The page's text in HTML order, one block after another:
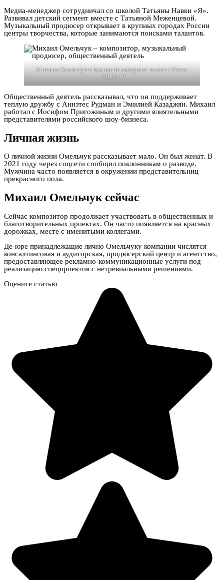
Медиа-менеджер сотрудничал со школой Татьяны Навки «Я».
Развивал детский сегмент вместе с Татьяной Меженцевой.
Музыкальный продюсер открывает в крупных городах России
центры творчества, которые занимаются поисками талантов.
Михаил Омельчук в компании звездных коллег / Фото:
соцсети
Общественный деятель рассказывал, что он поддерживает
теплую дружбу с Аннэтес Рудман и Эмилией Казаджян. Михаил
работал с Иосифом Пригожиным и другими влиятельными
представителями российского шоу-бизнеса.
Личная жизнь
О личной жизни Омельчук рассказывает мало. Он был женат. В
2021 году через соцсети сообщил поклонникам о разводе.
Мужчина часто появляется в окружении представительниц
прекрасного пола.
Михаил Омельчук сейчас
Сейчас композитор продолжает участвовать в общественных и
благотворительных проектах. Он часто появляется на красных
дорожках, месте с именитыми коллегами.
Де-юре принадлежащие лично Омельчуку компании числятся
консалтинговая и аудиторская, продюсерский центр и агентство,
предоставляющее рекламно-коммуникационные услуги под
реализацию спецпроектов с нетревиальными решениями.
Оцените статью